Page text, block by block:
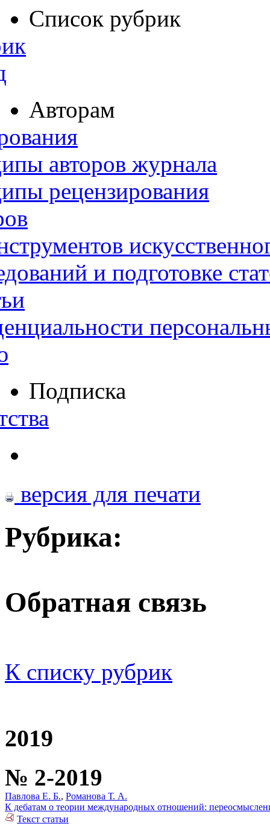
Список рубрик
Авторам
авторов журнала
рецензирования
и подготовке
Подписка
версия для печати
Рубрика:
Обратная связь
К списку рубрик
2019
№ 2-2019
Павлова Е. Б., Романова Т. А.
К дебатам о теории международных отношений:
Текст статьи